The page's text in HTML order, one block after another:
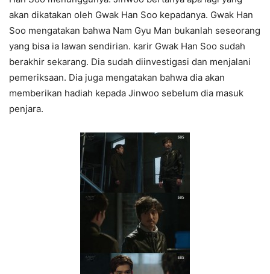
akan dikatakan oleh Gwak Han Soo kepadanya. Gwak Han
Soo mengatakan bahwa Nam Gyu Man bukanlah seseorang
yang bisa ia lawan sendirian. karir Gwak Han Soo sudah
berakhir sekarang. Dia sudah diinvestigasi dan menjalani
pemeriksaan. Dia juga mengatakan bahwa dia akan
memberikan hadiah kepada Jinwoo sebelum dia masuk
penjara.